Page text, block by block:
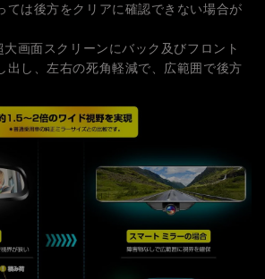
ては後方をクリアに確認できない場合が
大画面スクリーンにバック及びフロント
出し、左右の死角軽減で、広範囲で後方